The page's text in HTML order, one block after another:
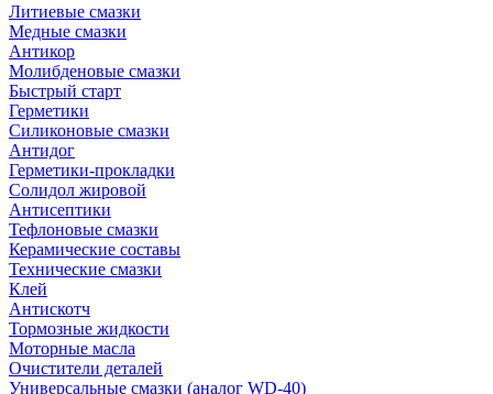
Литиевые смазки
Медные смазки
Антикор
Молибденовые смазки
Быстрый старт
Герметики
Силиконовые смазки
Антидог
Герметики-прокладки
Солидол жировой
Антисептики
Тефлоновые смазки
Керамические составы
Технические смазки
Клей
Антискотч
Тормозные жидкости
Моторные масла
Очистители деталей
Универсальные смазки (аналог WD-40)